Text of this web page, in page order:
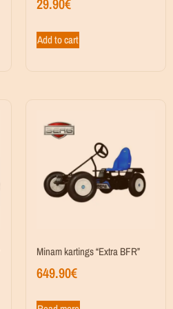
29.90€
Add to cart
Minam kartings “Extra BFR”
649.90€